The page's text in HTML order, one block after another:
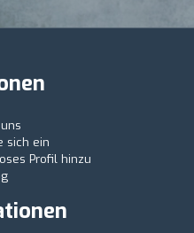
sich ein
Profil hinzu